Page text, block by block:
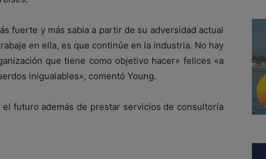
fuerte y más sabia a partir de su adversidad actual
en ella, es que continúe en la industria. No hay
que tiene como objetivo hacer» felices «a
inigualables», comentó Young.
futuro además de prestar servicios de consultoría